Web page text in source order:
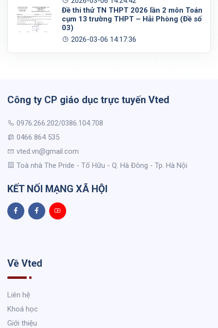
Đề thi thử TN THPT 2026 lần 2 môn Toán
cụm 13 trường THPT – Hải Phòng (Đề số
03)
2026-03-06 14:17:36
Công ty CP giáo dục trực tuyến Vted
0976.266.202/0386.104.708
0466 864 535
vted.vn@gmail.com
Toà nhà The Pride - Tố Hữu - Q. Hà Đông - Tp. Hà Nội
KẾT NỐI MẠNG XÃ HỘI
Về Vted
Liên hệ
Khoá học
Giới thiệu